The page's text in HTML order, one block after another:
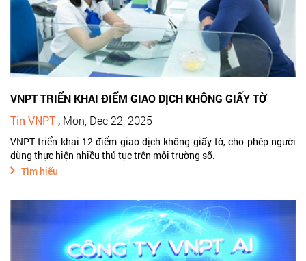
VNPT TRIỂN KHAI ĐIỂM GIAO DỊCH KHÔNG GIẤY TỜ
Tin VNPT , Mon, Dec 22, 2025
VNPT triển khai 12 điểm giao dịch không giấy tờ, cho phép người
dùng thực hiện nhiều thủ tục trên môi trường số.
Tìm hiểu